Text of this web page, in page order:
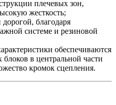
плечевых зон,
жесткость;
благодаря
системе и резиновой
обеспечиваются
в центральной части
кромок сцепления.